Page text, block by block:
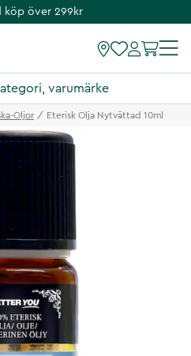
köp över 299kr
Oljor Eterisk Olja Nytvättad 10ml